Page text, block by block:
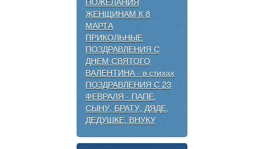
ЖЕНЩИНАМ К 8
МАРТА
ПРИКОЛЬНЫЕ
ПОЗДРАВЛЕНИЯ С
ДНЕМ СВЯТОГО
ВАЛЕНТИНА - в стихах
ПОЗДРАВЛЕНИЯ С 23
ФЕВРАЛЯ - ПАПЕ,
СЫНУ, БРАТУ, ДЯДЕ,
ДЕДУШКЕ, ВНУКУ